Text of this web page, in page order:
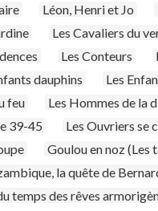
Léon, Henri et Jo
Les Cavaliers du
Les Conteurs
dauphins
Les
feu Les Hommes de la
39-45
Les Ouvriers se
Goulou en noz (Les
la quête de
temps des rêves